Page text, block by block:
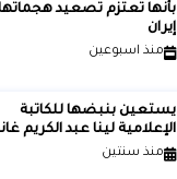
بأنها تعتزم تصعيد
إيران
منذ اسبوعين
يستعين بنبضها للكاتبة
الإعلامية لينا عبد الكريم غانم
منذ سنتين